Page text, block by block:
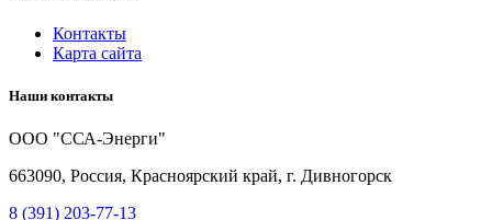
Контакты
Карта сайта
Наши контакты
ООО "ССА-Энерги"
663090, Россия, Красноярский край, г. Дивногорск
8 (391) 203-77-13